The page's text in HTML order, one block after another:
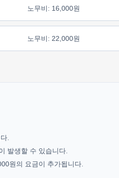
노무비: 16,000원
노무비: 22,000원
.
발생할 수 있습니다.
원의 요금이 추가됩니다.